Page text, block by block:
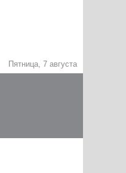
Пятница, 7 августа